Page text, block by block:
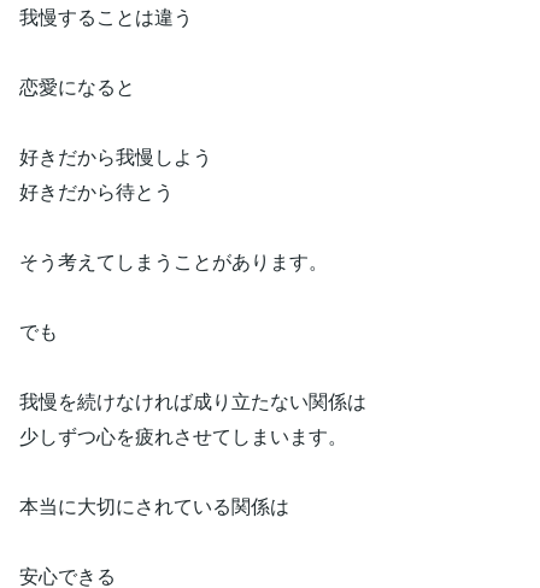
我慢することは違う
恋愛になると
好きだから我慢しよう
好きだから待とう
そう考えてしまうことがあります。
でも
我慢を続けなければ成り立たない関係は
少しずつ心を疲れさせてしまいます。
本当に大切にされている関係は
安心できる